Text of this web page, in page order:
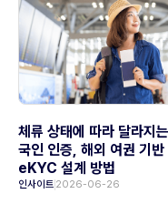
체류 상태에 따라 달라지
국인 인증, 해외 여권 기반
eKYC 설계 방법
인사이트 2026-06-26